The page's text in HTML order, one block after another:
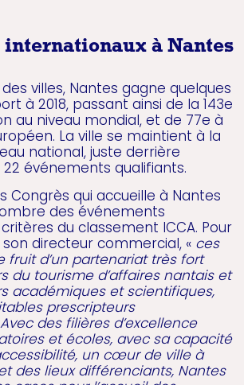
internationaux à Nantes
villes, Nantes gagne quelques
à 2018, passant ainsi de la 143e
au niveau mondial, et de 77e à
La ville se maintient à la
national, juste derrière
22 événements qualifiants.
Congrès qui accueille à Nantes
des événements
du classement ICCA. Pour
son directeur commercial, « ces
fruit d’un partenariat très fort
du tourisme d’affaires nantais et
académiques et scientifiques,
prescripteurs
des filières d’excellence
et écoles, avec sa capacité
un cœur de ville à
des lieux différenciants, Nantes